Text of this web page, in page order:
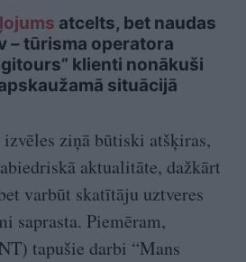
atcelts, bet naudas
– tūrisma operatora
klienti nonākuši
situācijā
ziņā būtiski atšķiras,
aktualitāte, dažkārt
varbūt skatītāju uztveres
saprasta. Piemēram,
tapušie darbi “Mans